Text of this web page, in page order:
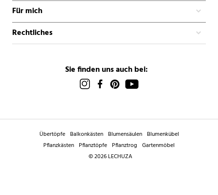
Für mich
Rechtliches
Sie finden uns auch bei:
Übertöpfe Balkonkästen Blumensäulen Blumenkübel
Pflanzkästen Pflanztöpfe Pflanztrog Gartenmöbel
© 2026 LECHUZA